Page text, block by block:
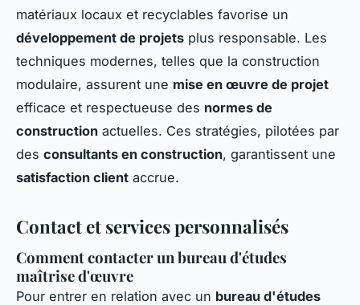
matériaux locaux et recyclables favorise un
développement de projets plus responsable. Les
techniques modernes, telles que la construction
modulaire, assurent une mise en œuvre de projet
efficace et respectueuse des normes de
construction actuelles. Ces stratégies, pilotées par
des consultants en construction, garantissent une
satisfaction client accrue.
Contact et services personnalisés
Comment contacter un bureau d'études
maîtrise d'œuvre
Pour entrer en relation avec un bureau d'études